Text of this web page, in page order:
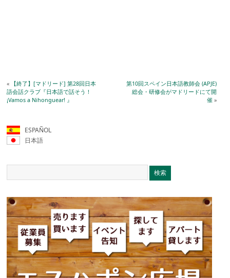
« 【終了】[マドリード] 第28回日本
語会話クラブ『日本語で話そう！
¡Vamos a Nihonguear! 』
第10回スペイン日本語教師会 (APJE)
総会・研修会がマドリードにて開
催»
ESPAÑOL
日本語